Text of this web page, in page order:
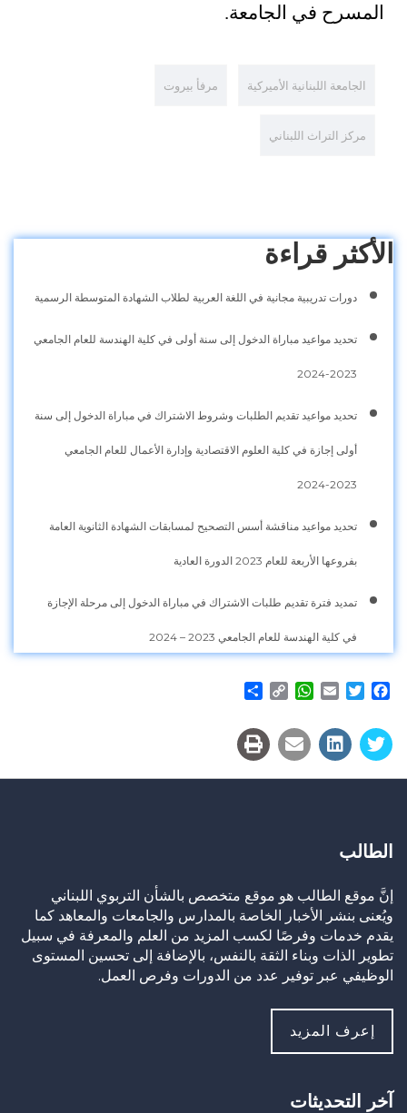
المسرح في الجامعة.
الجامعة اللبنانية الأميركية مرفأ بيروت
مركز التراث اللبناني
الأكثر قراءة
دورات تدريبية مجانية في اللغة العربية لطلاب الشهادة المتوسطة الرسمية
تحديد مواعيد مباراة الدخول إلى سنة أولى في كلية الهندسة للعام الجامعي
2023-2024
تحديد مواعيد تقديم الطلبات وشروط الاشتراك في مباراة الدخول إلى سنة
أولى إجازة في كلية العلوم الاقتصادية وإدارة الأعمال للعام الجامعي
2023-2024
تحديد مواعيد مناقشة أسس التصحيح لمسابقات الشهادة الثانوية العامة
بفروعها الأربعة للعام 2023 الدورة العادية
تمديد فترة تقديم طلبات الاشتراك في مباراة الدخول إلى مرحلة الإجازة
في كلية الهندسة للعام الجامعي 2023 – 2024
Facebook
Twitter
Email
WhatsApp
Copy
الطالب
إنَّ موقع الطالب هو موقع متخصص بالشأن التربوي اللبناني
ويُعنى بنشر الأخبار الخاصة بالمدارس والجامعات والمعاهد كما
يقدم خدمات وفرصًا لكسب المزيد من العلم والمعرفة في سبيل
تطوير الذات وبناء الثقة بالنفس، بالإضافة إلى تحسين المستوى
الوظيفي عبر توفير عدد من الدورات وفرص العمل.
إعرف المزيد
آخر التحديثات